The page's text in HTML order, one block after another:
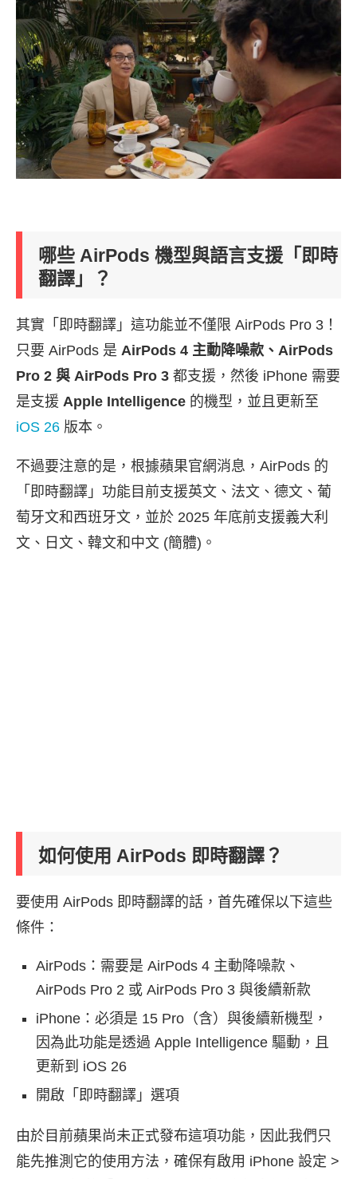
哪些 AirPods 機型與語言支援「即時
翻譯」？
其實「即時翻譯」這功能並不僅限 AirPods Pro 3！
只要 AirPods 是 AirPods 4 主動降噪款、AirPods
Pro 2 與 AirPods Pro 3 都支援，然後 iPhone 需要
是支援 Apple Intelligence 的機型，並且更新至
iOS 26 版本。
不過要注意的是，根據蘋果官網消息，AirPods 的
「即時翻譯」功能目前支援英文、法文、德文、葡
萄牙文和西班牙文，並於 2025 年底前支援義大利
文、日文、韓文和中文 (簡體)。
如何使用 AirPods 即時翻譯？
要使用 AirPods 即時翻譯的話，首先確保以下這些
條件：
AirPods：需要是 AirPods 4 主動降噪款、
AirPods Pro 2 或 AirPods Pro 3 與後續新款
iPhone：必須是 15 Pro（含）與後續新機型，
因為此功能是透過 Apple Intelligence 驅動，且
更新到 iOS 26
開啟「即時翻譯」選項
由於目前蘋果尚未正式發布這項功能，因此我們只
能先推測它的使用方法，確保有啟用 iPhone 設定 >